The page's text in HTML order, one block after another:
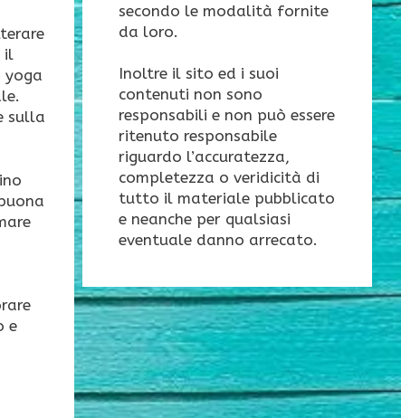
il
yoga
sulla
e
secondo le modalità fornite
da loro.
Inoltre il sito ed i suoi
contenuti non sono
responsabili e non può essere
ritenuto responsabile
riguardo l’accuratezza,
completezza o veridicità di
tutto il materiale pubblicato
e neanche per qualsiasi
eventuale danno arrecato.